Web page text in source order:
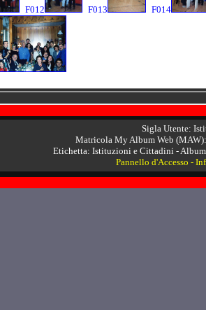
F012 F013 F014
Sigla Utente:
Matricola My Album Web
Etichetta: Istituzioni e Cittadini -
Pannello d'Accesso -